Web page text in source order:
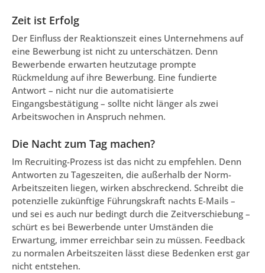
Zeit ist Erfolg
Der Einfluss der Reaktionszeit eines Unternehmens auf
eine Bewerbung ist nicht zu unterschätzen. Denn
Bewerbende erwarten heutzutage prompte
Rückmeldung auf ihre Bewerbung. Eine fundierte
Antwort – nicht nur die automatisierte
Eingangsbestätigung – sollte nicht länger als zwei
Arbeitswochen in Anspruch nehmen.
Die Nacht zum Tag machen?
Im Recruiting-Prozess ist das nicht zu empfehlen. Denn
Antworten zu Tageszeiten, die außerhalb der Norm-
Arbeitszeiten liegen, wirken abschreckend. Schreibt die
potenzielle zukünftige Führungskraft nachts E-Mails –
und sei es auch nur bedingt durch die Zeitverschiebung –
schürt es bei Bewerbende unter Umständen die
Erwartung, immer erreichbar sein zu müssen. Feedback
zu normalen Arbeitszeiten lässt diese Bedenken erst gar
nicht entstehen.